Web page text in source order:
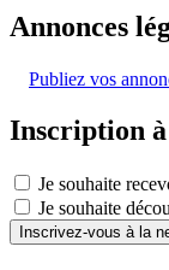
Annonces
Publiez vos
Inscription
Je souhaite
Je souhaite
Inscrivez-vous à la